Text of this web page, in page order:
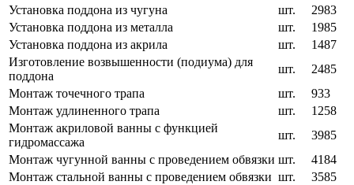
Установка поддона из чугуна
шт.
2983
Установка поддона из металла
шт.
1985
Установка поддона из акрила
шт.
1487
Изготовление возвышенности (подиума) для
поддона
шт.
2485
Монтаж точечного трапа
шт.
933
Монтаж удлиненного трапа
шт.
1258
Монтаж акриловой ванны с функцией
гидромассажа
шт.
3985
Монтаж чугунной ванны с проведением обвязки шт.
4184
Монтаж стальной ванны с проведением обвязки шт.
3585